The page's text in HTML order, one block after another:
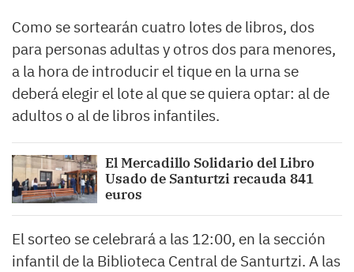
Como se sortearán cuatro lotes de libros, dos
para personas adultas y otros dos para menores,
a la hora de introducir el tique en la urna se
deberá elegir el lote al que se quiera optar: al de
adultos o al de libros infantiles.
El Mercadillo Solidario del Libro
Usado de Santurtzi recauda 841
euros
El sorteo se celebrará a las 12:00, en la sección
infantil de la Biblioteca Central de Santurtzi. A las